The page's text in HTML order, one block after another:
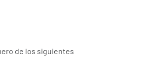
de los siguientes